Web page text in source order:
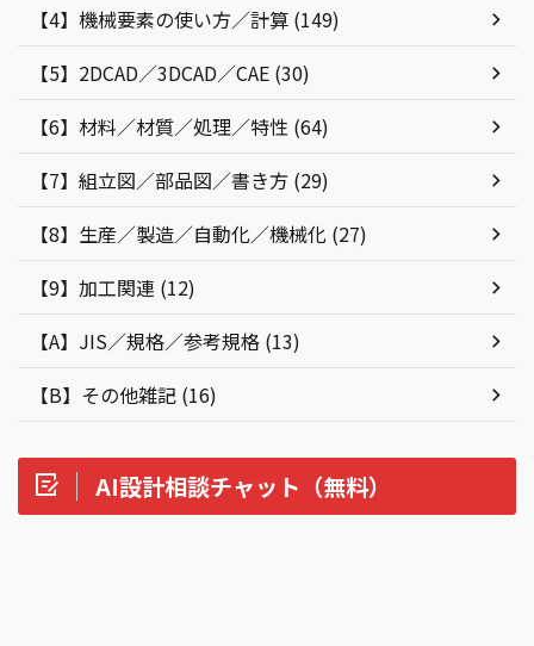
【4】機械要素の使い方／計算 (149)
【5】2DCAD／3DCAD／CAE (30)
【6】材料／材質／処理／特性 (64)
【7】組立図／部品図／書き方 (29)
【8】生産／製造／自動化／機械化 (27)
【9】加工関連 (12)
【A】JIS／規格／参考規格 (13)
【B】その他雑記 (16)
AI設計相談チャット（無料）